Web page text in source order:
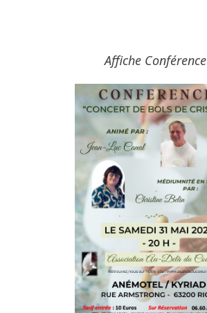
Affiche Conférence